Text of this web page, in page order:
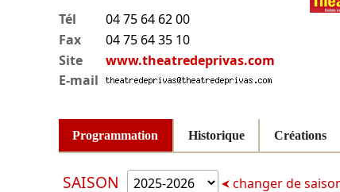
Tél
04 75 64 62 00
Fax
04 75 64 35 10
Site
www.theatredeprivas.com
E-mail
Programmation Historique Créations
SAISON
changer de